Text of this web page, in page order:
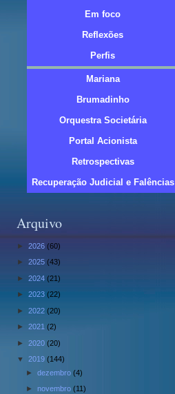
Em foco
Reflexões
Perfis
Mariana
Brumadinho
Orquestra Societária
Portal Acionista
Retrospectivas
Recuperação Judicial e Falências
Arquivo
► 2026 (60)
► 2025 (43)
► 2024 (21)
► 2023 (22)
► 2022 (20)
► 2021 (2)
► 2020 (20)
▼ 2019 (144)
►dezembro(4)
►novembro(11)